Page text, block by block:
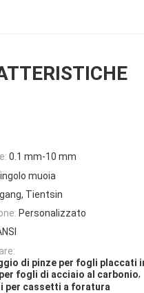
0.1 mm-10 mm
muoia
Tientsin
Personalizzato
di pinze per fogli placcati
fogli di acciaio al carbonio,
per cassetti a foratura